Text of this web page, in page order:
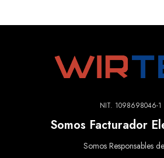
NIT. 1098698046-1
Somos Facturador
Somos Responsables